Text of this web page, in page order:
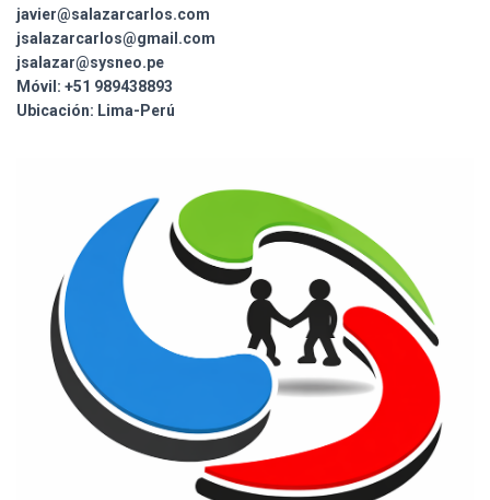
javier@salazarcarlos.com
jsalazarcarlos@gmail.com
jsalazar@sysneo.pe
Móvil: +51 ​989438893
Ubicación: Lima-Perú